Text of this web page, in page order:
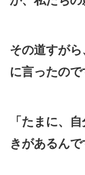
その道すが
に言ったので
「たまに、
きがあるんで